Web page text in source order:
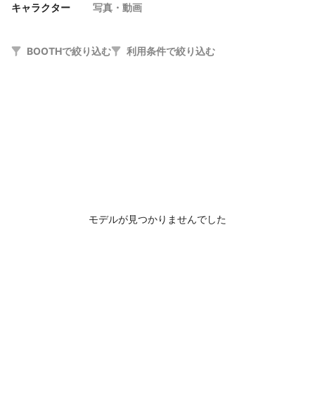
キャラクター 写真・動画
BOOTHで絞り込む 利用条件で絞り込む
モデルが見つかりませんでした